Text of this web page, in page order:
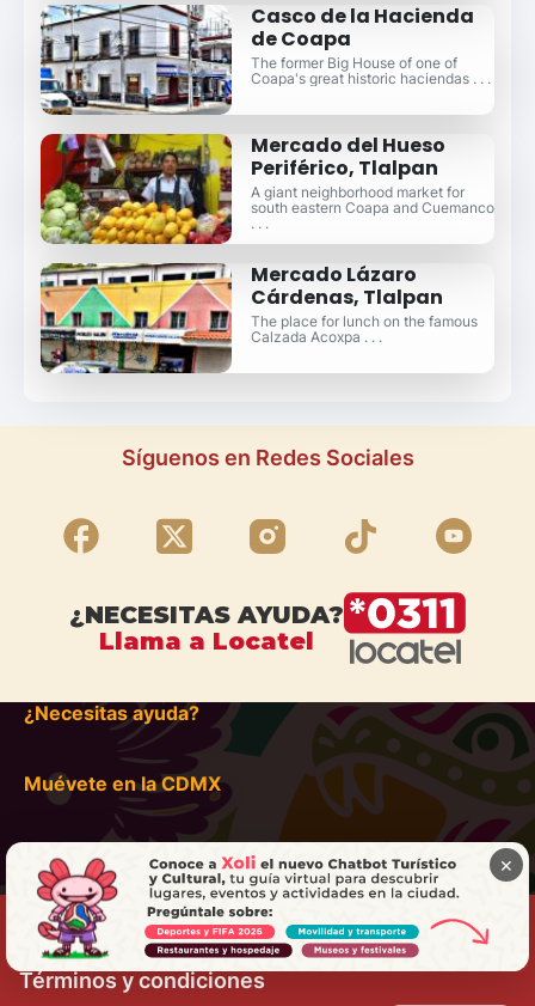
Casco de la Hacienda
de Coapa
The former Big House of one of
Coapa's great historic haciendas . . .
Mercado del Hueso
Periférico, Tlalpan
A giant neighborhood market for
south eastern Coapa and Cuemanco
. . .
Mercado Lázaro
Cárdenas, Tlalpan
The place for lunch on the famous
Calzada Acoxpa . . .
Síguenos en Redes Sociales
¿NECESITAS AYUDA?
Llama a Locatel
¿Necesitas ayuda?
Muévete en la CDMX
Términos y condiciones
×